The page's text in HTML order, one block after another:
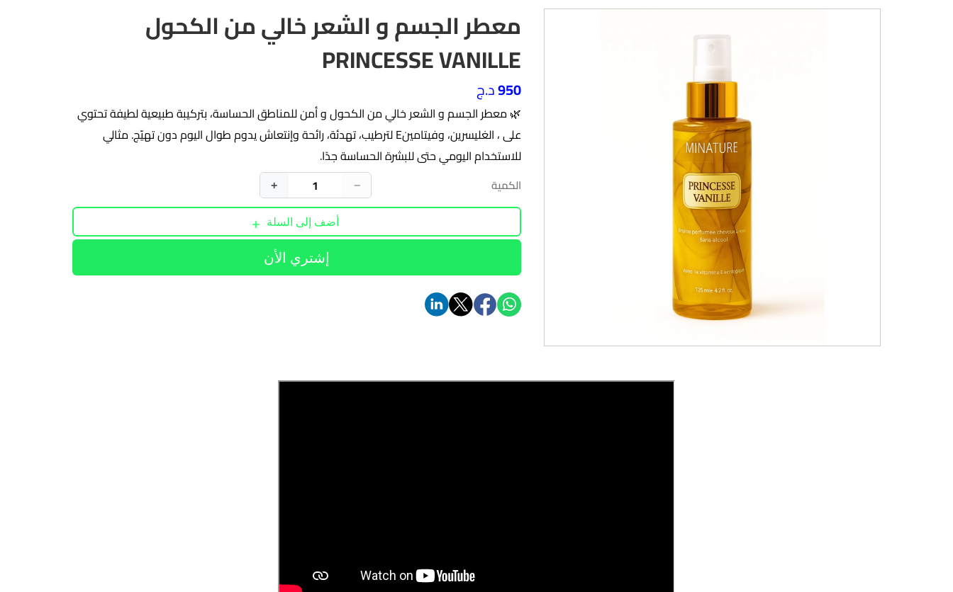
معطر الجسم و الشعر خالي من الكحول
PRINCESSE VANILLE
950د.ج
🌿 معطر الجسم و الشعر خالي من الكحول و أمن للمناطق الحساسة، بتركيبة طبيعية لطيفة تحتوي
على ، الغليسرين، وفيتامينE لترطيب، تهدئة، رائحة وإنتعاش يدوم طوال اليوم دون تهيّج. مثالي
للاستخدام اليومي حتى للبشرة الحساسة جدًا.
الكمية −
+
أضف إلى السلة
إشتري الأن